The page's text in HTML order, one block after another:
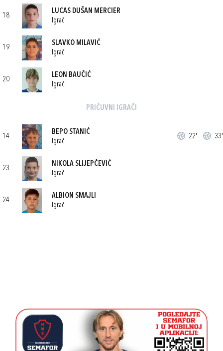
18
LUCAS DUŠAN MERCIER
Igrač
19
SLAVKO MILAVIĆ
Igrač
20
LEON BAUČIĆ
Igrač
PRIČUVNI IGRAČI
14
BEPO STANIĆ
Igrač
22' 33'
23
NIKOLA SLIJEPČEVIĆ
Igrač
24
ALBION SMAJLI
Igrač